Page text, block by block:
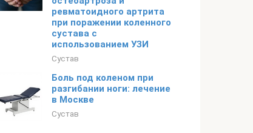
ревматоидного артрита
при поражении коленного
сустава с
использованием УЗИ
Сустав
Боль под коленом при
разгибании ноги: лечение
в Москве
Сустав